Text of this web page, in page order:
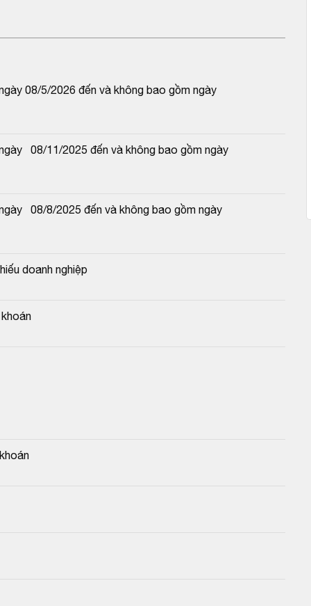
08/5/2026 đến và không bao gồm ngày
08/11/2025 đến và không bao gồm ngày
08/8/2025 đến và không bao gồm ngày
doanh nghiệp